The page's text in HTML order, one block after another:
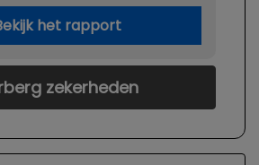
het rapport
zekerheden